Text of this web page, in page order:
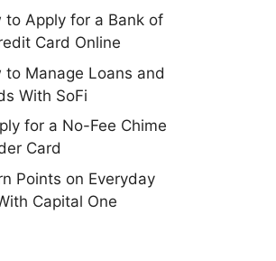
to Apply for a Bank of
Card Online
to Manage Loans and
With SoFi
for a No-Fee Chime
Card
Points on Everyday
Capital One